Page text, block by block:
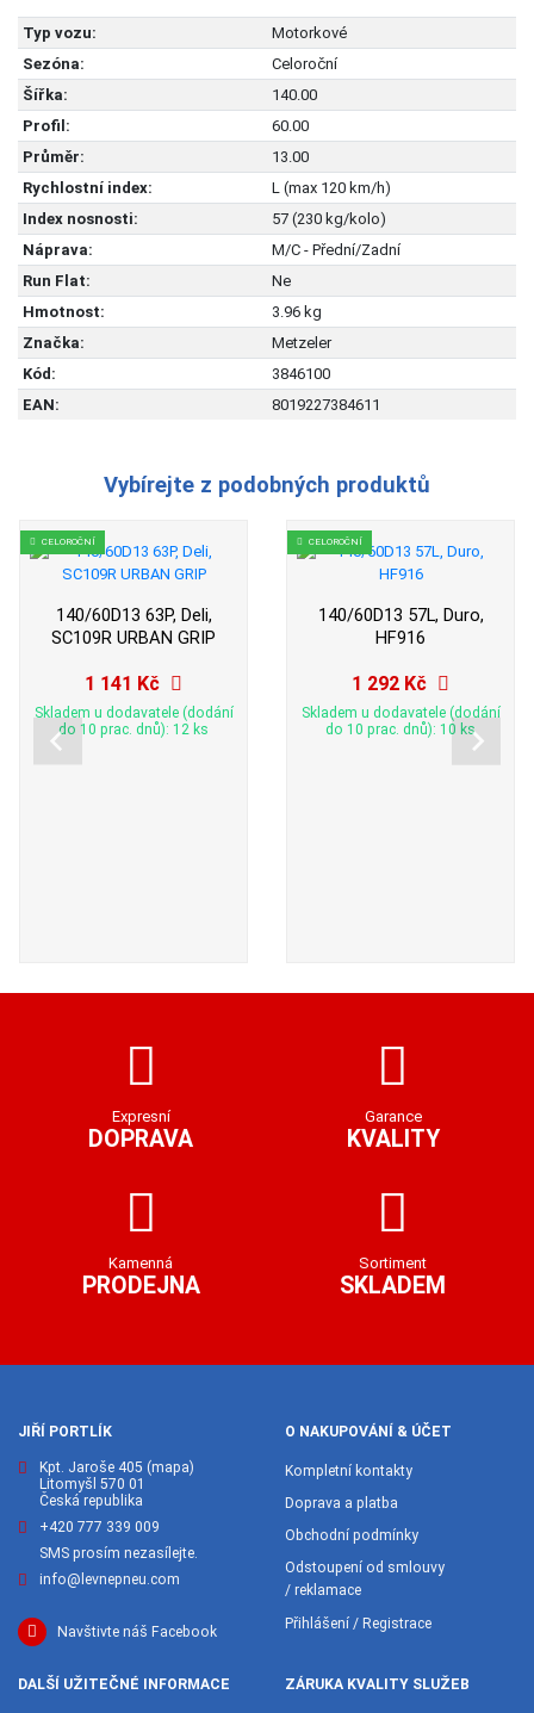
Typ vozu:
Motorkové
Sezóna:
Celoroční
Šířka:
140.00
Profil:
60.00
Průměr:
13.00
Rychlostní index:
L (max 120 km/h)
Index nosnosti:
57 (230 kg/kolo)
Náprava:
M/C - Přední/Zadní
Run Flat:
Ne
Hmotnost:
3.96 kg
Značka:
Metzeler
Kód:
3846100
EAN:
8019227384611
Vybírejte z podobných produktů
CELOROČNÍ
140/60D13 63P, Deli,
SC109R URBAN GRIP
1 141 Kč
Skladem u dodavatele (dodání
do 10 prac. dnů): 12 ks
CELOROČNÍ
140/60D13 57L, Duro,
HF916
1 292 Kč
Skladem u dodavatele (dodání
do 10 prac. dnů): 10 ks
Expresní
DOPRAVA
Garance
KVALITY
Kamenná
PRODEJNA
Sortiment
SKLADEM
JIŘÍ PORTLÍK
Kpt. Jaroše 405 (mapa)
Litomyšl 570 01
Česká republika
+420 777 339 009
SMS prosím nezasílejte.
info@levnepneu.com
Navštivte náš Facebook
O NAKUPOVÁNÍ & ÚČET
Kompletní kontakty
Doprava a platba
Obchodní podmínky
Odstoupení od smlouvy
/ reklamace
Přihlášení / Registrace
DALŠÍ UŽITEČNÉ INFORMACE ZÁRUKA KVALITY SLUŽEB